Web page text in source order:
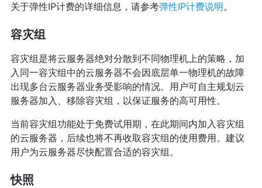
关于弹性IP计费的详细信息，请参考弹性IP计费说明。
容灾组
容灾组是将云服务器绝对分散到不同物理机上的策略，加
入同一容灾组中的云服务器不会因底层单一物理机的故障
出现多台云服务器业务受影响的情况。用户可自主规划云
服务器加入、移除容灾组，以保证服务的高可用性。
当前容灾组功能处于免费试用期，在此期间内加入容灾组
的云服务器，后续也将不再收取容灾组的使用费用。建议
用户为云服务器尽快配置合适的容灾组。
快照